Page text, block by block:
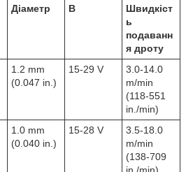
Діаметр В
Швидкіст
ь
подаванн
я дроту
1.2 mm
(0.047 in.)
15-29 V
3.0-14.0
m/min
(118-551
in./min)
1.0 mm
(0.040 in.)
15-28 V
3.5-18.0
m/min
(138-709